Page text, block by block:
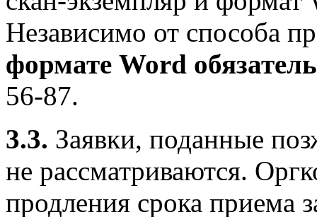
Независимо от способа
формате Word
56-87.
3.3. Заявки, поданные
не рассматриваются.
продления срока